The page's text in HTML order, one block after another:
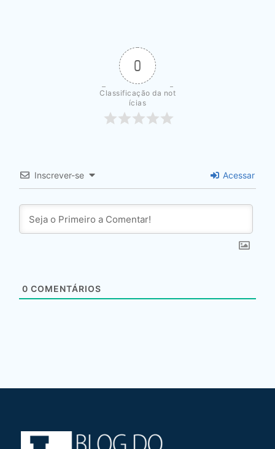
0
Classificação da not
ícias
Inscrever-se Acessar
0 COMENTÁRIOS